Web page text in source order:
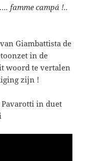
campá !..
Giambattista de
in de
woord te vertalen
zijn !
in duet